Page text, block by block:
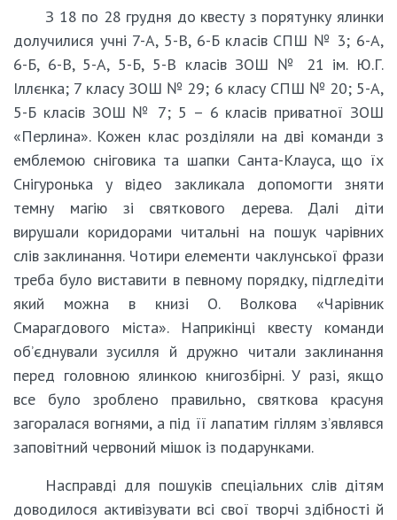
З 18 по 28 грудня до квесту з порятунку ялинки
долучилися учні 7-А, 5-В, 6-Б класів СПШ № 3; 6-А,
6-Б, 6-В, 5-А, 5-Б, 5-В класів ЗОШ № 21 ім. Ю.Г.
Іллєнка; 7 класу ЗОШ № 29; 6 класу СПШ № 20; 5-А,
5-Б класів ЗОШ № 7; 5 – 6 класів приватної ЗОШ
«Перлина». Кожен клас розділяли на дві команди з
емблемою сніговика та шапки Санта-Клауса, що їх
Снігуронька у відео закликала допомогти зняти
темну магію зі святкового дерева. Далі діти
вирушали коридорами читальні на пошук чарівних
слів заклинання. Чотири елементи чаклунської фрази
треба було виставити в певному порядку, підгледіти
який можна в книзі О. Волкова «Чарівник
Смарагдового міста». Наприкінці квесту команди
об’єднували зусилля й дружно читали заклинання
перед головною ялинкою книгозбірні. У разі, якщо
все було зроблено правильно, святкова красуня
загоралася вогнями, а під її лапатим гіллям з’являвся
заповітний червоний мішок із подарунками.
Насправді для пошуків спеціальних слів дітям
доводилося активізувати всі свої творчі здібності й